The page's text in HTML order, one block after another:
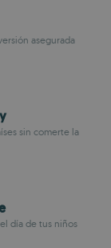
asegurada
sin comerte la
día de tus niños